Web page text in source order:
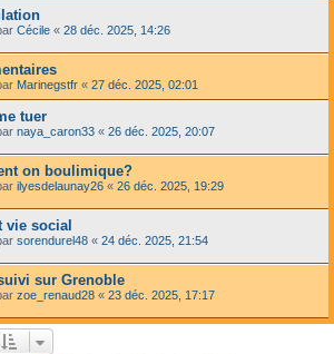
Cécile « 28 déc. 2025, 14:26
Marinegstfr « 27 déc. 2025, 02:01
tuer
naya_caron33 « 26 déc. 2025, 20:07
on boulimique?
ilyesdelaunay26 « 26 déc. 2025, 19:29
vie social
sorendurel48 « 24 déc. 2025, 21:54
sur Grenoble
zoe_renaud28 « 23 déc. 2025, 17:17